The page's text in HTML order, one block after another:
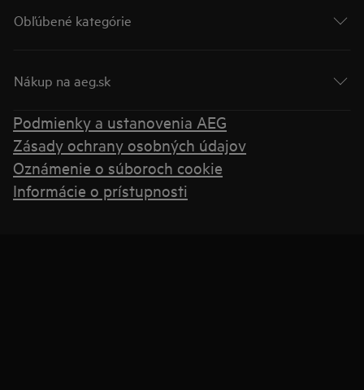
Obľúbené kategórie
Nákup na aeg.sk
Podmienky a ustanovenia AEG
Zásady ochrany osobných údajov
Oznámenie o súboroch cookie
Informácie o prístupnosti